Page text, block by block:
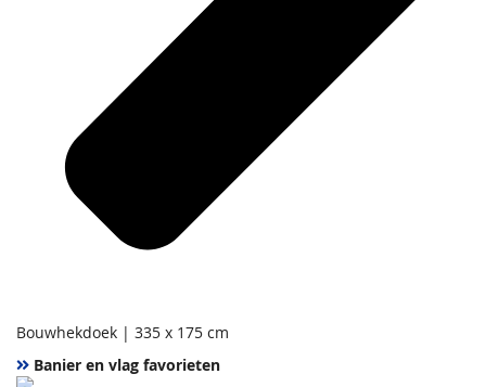
Bouwhekdoek | 335 x 175 cm
Banier en vlag favorieten